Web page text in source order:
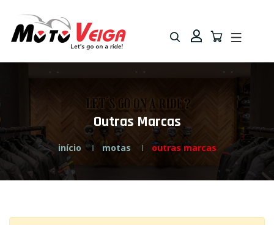
para
navegação
para
conteúdo
Outras Marcas
início motas outras marcas